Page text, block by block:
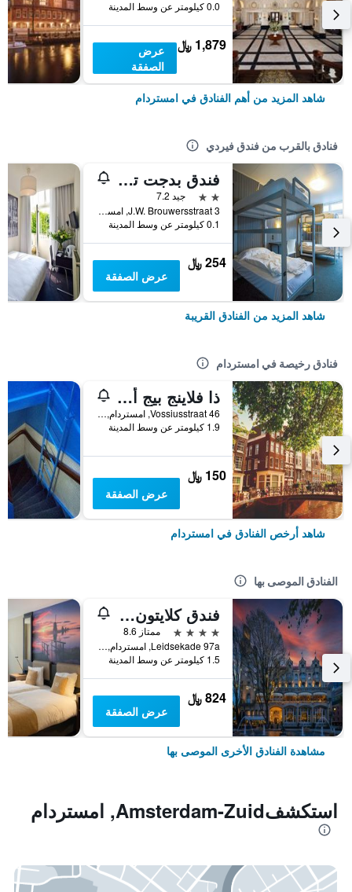
0.0 كيلومتر عن وسط المدينة
1,879 ﷼
عرض
الصفقة
شاهد المزيد من أهم الفنادق في امستردام
فنادق بالقرب من فندق فيردي
فندق بدجت تريانون
2 نجمتين
جيد 7.2
3 J.W. Brouwersstraat, امستردام, مقاطعة شمال هولندا, هولندا
0.1 كيلومتر عن وسط المدينة
254 ﷼
عرض الصفقة
شاهد المزيد من الفنادق القريبة
فنادق رخيصة في امستردام
ذا فلاينج بيج أبتاون هوستل
Vossiusstraat 46, امستردام, مقاطعة شمال هولندا, هولندا
1.9 كيلومتر عن وسط المدينة
150 ﷼
عرض الصفقة
شاهد أرخص الفنادق في امستردام
الفنادق الموصى بها
فندق كلايتون أمستردام أمريكان
4 نجوم
ممتاز 8.6
Leidsekade 97a, امستردام, مقاطعة شمال هولندا, هولندا
1.5 كيلومتر عن وسط المدينة
824 ﷼
عرض الصفقة
مشاهدة الفنادق الأخرى الموصى بها
استكشفAmsterdam-Zuid, امستردام